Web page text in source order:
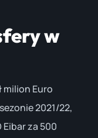
w
milion Euro
2021/22,
za 500